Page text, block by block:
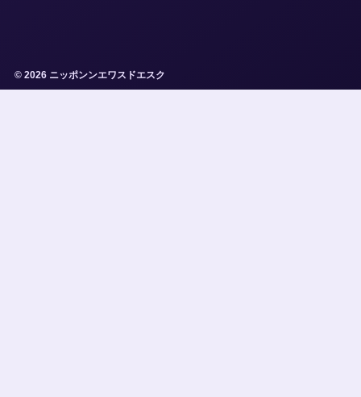
© 2026 ニッポンンエワスドエスク